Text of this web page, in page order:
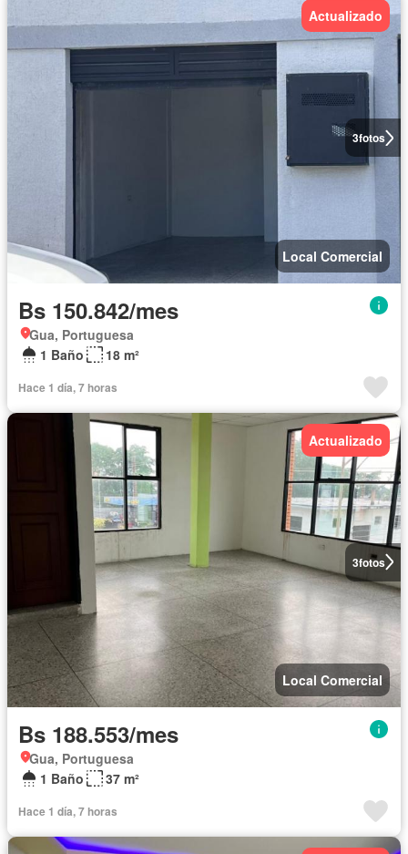
3fotos
Actualizado
Local Comercial
Bs 150.842/mes
Gua, Portuguesa
1 Baño
18 m²
Hace 1 día, 7 horas
3fotos
Actualizado
Local Comercial
Bs 188.553/mes
Gua, Portuguesa
1 Baño
37 m²
Hace 1 día, 7 horas